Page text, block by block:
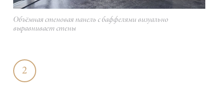
Объёмная стеновая панель с баффелями визуально
выравнивает стены
2